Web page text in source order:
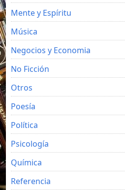
Mente y Espíritu
Música
Negocios y Economia
No Ficción
Otros
Poesía
Política
Psicología
Química
Referencia